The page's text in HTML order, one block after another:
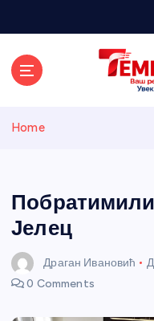
Home
Јелец
Драган Ивановић
0 Comments